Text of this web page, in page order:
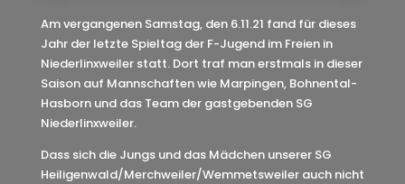
Am vergangenen Samstag, den 6.11.21 fand für dieses
Jahr der letzte Spieltag der F-Jugend im Freien in
Niederlinxweiler statt. Dort traf man erstmals in dieser
Saison auf Mannschaften wie Marpingen, Bohnental-
Hasborn und das Team der gastgebenden SG
Niederlinxweiler.
Dass sich die Jungs und das Mädchen unserer SG
Heiligenwald/Merchweiler/Wemmetsweiler auch nicht